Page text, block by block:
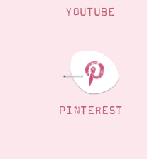
YOUTUBE
PINTEREST